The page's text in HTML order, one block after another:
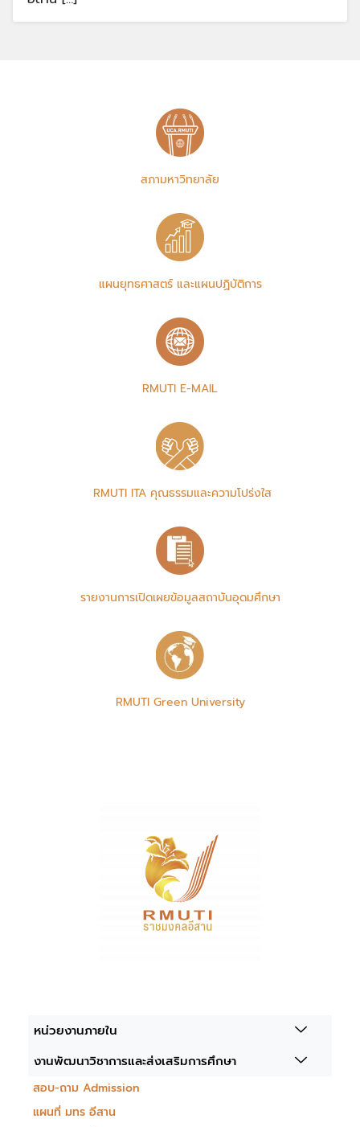
สภามหาวิทยาลัย
แผนยุทธศาสตร์ และแผนปฏิบัติการ
RMUTI E-MAIL
RMUTI ITA คุณธรรมและความโปร่งใส
รายงานการเปิดเผยข้อมูลสถาบันอุดมศึกษา
RMUTI Green University
หน่วยงานภายใน
งานพัฒนาวิชาการและส่งเสริมการศึกษา
สอบ-ถาม Admission
แผนที่ มทร อีสาน